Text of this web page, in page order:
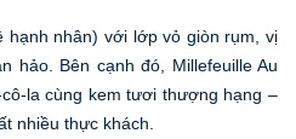
hạnh nhân) với lớp vỏ giòn rụm, vị
hảo. Bên cạnh đó, Millefeuille Au
la cùng kem tươi thượng hạng –
nhiều thực khách.